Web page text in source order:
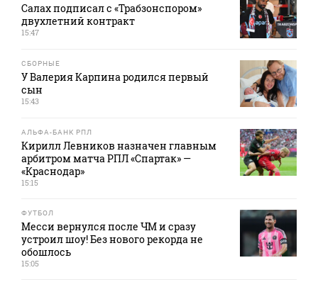
Салах подписал с «Трабзонспором»
двухлетний контракт
15:47
СБОРНЫЕ
У Валерия Карпина родился первый
сын
15:43
АЛЬФА-БАНК РПЛ
Кирилл Левников назначен главным
арбитром матча РПЛ «Спартак» —
«Краснодар»
15:15
ФУТБОЛ
Месси вернулся после ЧМ и сразу
устроил шоу! Без нового рекорда не
обошлось
15:05